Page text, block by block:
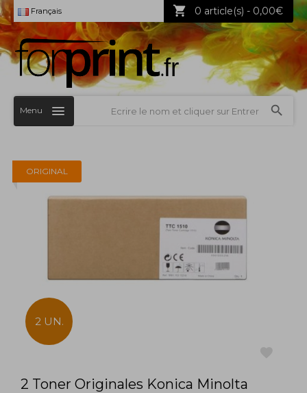
Français 0 article(s) - 0,00€
Menu
ORIGINAL
2 UN.
2 Toner Originales Konica Minolta